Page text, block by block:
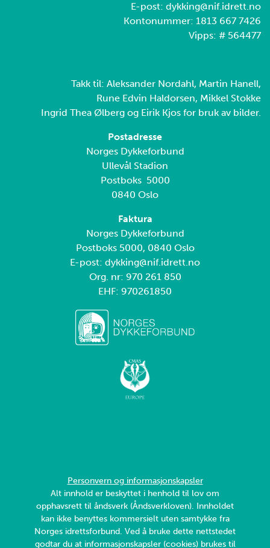
E-post: dykking@nif.idrett.no
Kontonummer: 1813 667 7426
Vipps: # 564477
Takk til: Aleksander Nordahl, Martin Hanell,
Rune Edvin Haldorsen, Mikkel Stokke
Ingrid Thea Ølberg og Eirik Kjos for bruk av bilder.
Postadresse
Norges Dykkeforbund
Ullevål Stadion
Postboks 5000
0840 Oslo
Faktura
Norges Dykkeforbund
Postboks 5000, 0840 Oslo
E-post: dykking@nif.idrett.no
Org. nr: 970 261 850
EHF: 970261850
Personvern og informasjonskapsler
Alt innhold er beskyttet i henhold til lov om
opphavsrett til åndsverk (Åndsverkloven). Innholdet
kan ikke benyttes kommersielt uten samtykke fra
Norges idrettsforbund. Ved å bruke dette nettstedet
godtar du at informasjonskapsler (cookies) brukes til